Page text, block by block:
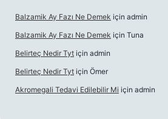
Balzamik Ay Fazı Ne Demek için admin
Balzamik Ay Fazı Ne Demek için Tuna
Belirteç Nedir Tyt için admin
Belirteç Nedir Tyt için Ömer
Akromegali Tedavi Edilebilir Mi için admin